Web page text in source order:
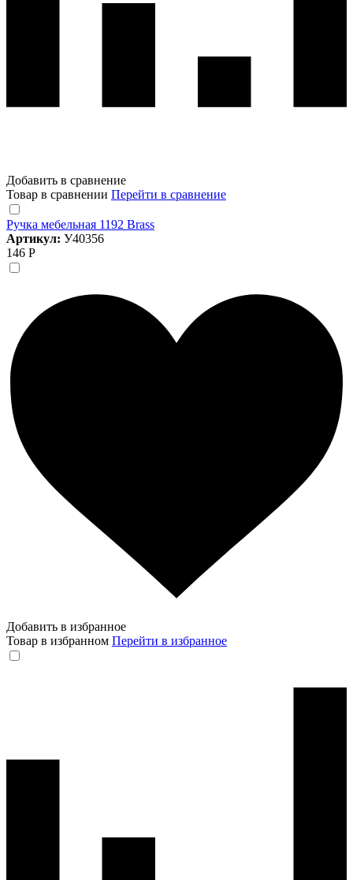
Добавить в сравнение
Товар в сравнении Перейти в сравнение
Ручка мебельная 1192 Brass
Артикул: У40356
146 Р
Добавить в избранное
Товар в избранном Перейти в избранное